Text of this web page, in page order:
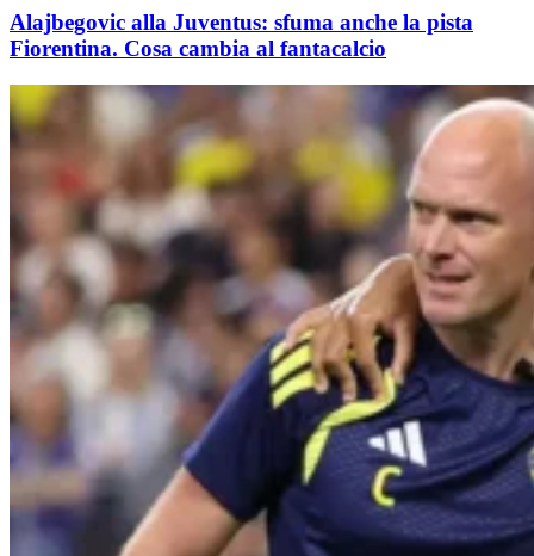
Alajbegovic alla Juventus: sfuma anche la pista
Fiorentina. Cosa cambia al fantacalcio